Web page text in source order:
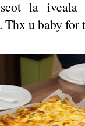
la
u baby for